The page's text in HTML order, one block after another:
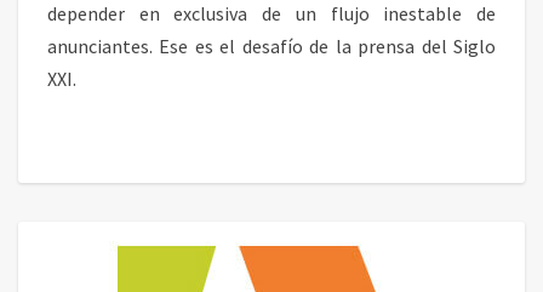
depender en exclusiva de un flujo inestable de
anunciantes. Ese es el desafío de la prensa del Siglo
XXI.